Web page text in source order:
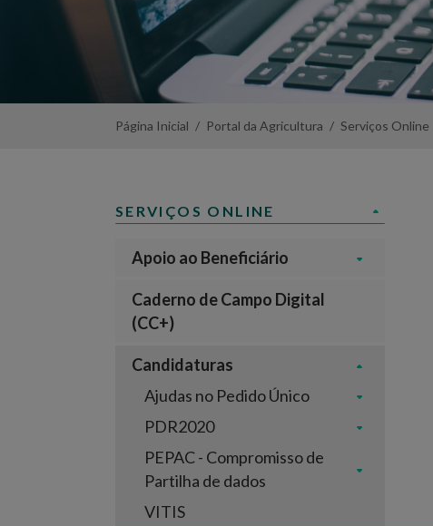
Página Inicial Portal da Agricultura Serviços Online
SERVIÇOS ONLINE
Apoio ao Beneficiário
Caderno de Campo Digital
(CC+)
Candidaturas
Ajudas no Pedido Único
PDR2020
PEPAC - Compromisso de
Partilha de dados
VITIS